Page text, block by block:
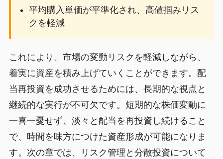
平均購入単価が平準化され、高値掴みリス
クを軽減
これにより、市場の変動リスクを軽減しながら、
着実に資産を積み上げていくことができます。配
当再投資を成功させるためには、長期的な視点と
継続的な実行が不可欠です。短期的な株価変動に
一喜一憂せず、淡々と配当を再投資し続けること
で、時間を味方につけた資産形成が可能になりま
す。次の章では、リスク管理と分散投資について